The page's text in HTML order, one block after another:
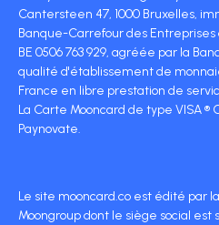
Cantersteen 47, 1000 Bruxelles,
Banque-Carrefour des
BE 0506 763 929, agréée par la
qualité d'établissement de
France en libre prestation de
La Carte Mooncard de type VISA
Paynovate.
Le site mooncard.co est édité par
Moongroup dont le siège social est